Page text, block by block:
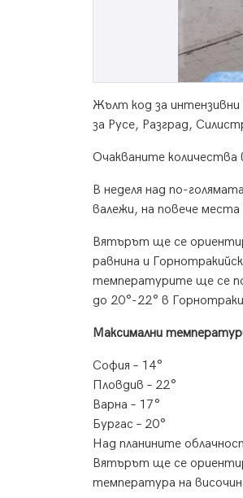
Жълт код за интензивни
за Русе, Разград,
Очакваните
В неделя над по-
валежи, на повече
Вятърът ще се
равнина и
температурите ще се
до 20°-22° в
Максимални
София – 14°
Пловдив – 22°
Варна – 17°
Бургас – 20°
Над планините
Вятърът ще се
температура на